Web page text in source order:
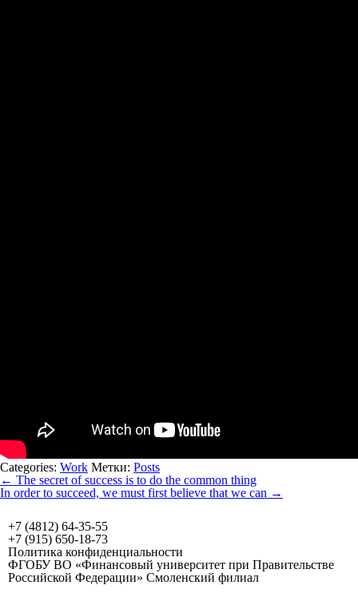
Categories: Work Метки: Posts
← The secret of success is to do the common thing
In order to succeed, we must first believe that we can →
+7 (4812) 64-35-55
+7 (915) 650-18-73
Политика конфиденциальности
ФГОБУ ВО «Финансовый университет при Правительстве
Российской Федерации» Смоленский филиал